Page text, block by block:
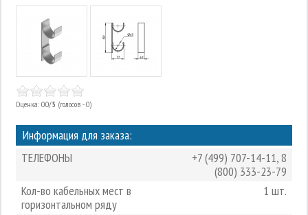
Оценка: 0.0/5 (голосов - 0)
Информация для заказа:
ТЕЛЕФОНЫ
+7 (499) 707-14-11,8
(800) 333-23-79
Кол-во кабельных мест в
горизонтальном ряду
1 шт.